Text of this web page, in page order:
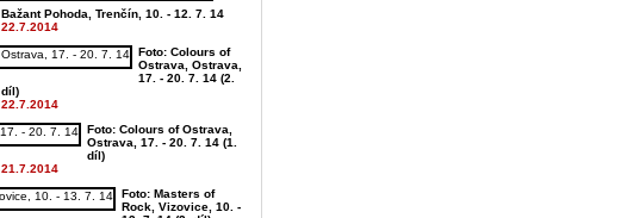
Bažant Pohoda, Trenčín, 10. - 12. 7. 14
22.7.2014
Foto: Colours of
Ostrava, Ostrava,
17. - 20. 7. 14 (2.
díl)
22.7.2014
Foto: Colours of Ostrava,
Ostrava, 17. - 20. 7. 14 (1.
díl)
21.7.2014
Foto: Masters of
Rock, Vizovice, 10. -